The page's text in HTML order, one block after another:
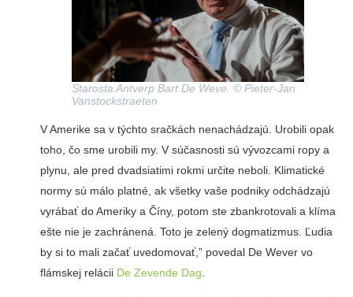
Starosta Antverp Bart De Weve. © Pieter-Jan
Vanstockstraeten
V Amerike sa v týchto sračkách nenachádzajú. Urobili opak
toho, čo sme urobili my. V súčasnosti sú vývozcami ropy a
plynu, ale pred dvadsiatimi rokmi určite neboli. Klimatické
normy sú málo platné, ak všetky vaše podniky odchádzajú
vyrábať do Ameriky a Číny, potom ste zbankrotovali a klíma
ešte nie je zachránená. Toto je zelený dogmatizmus. Ľudia
by si to mali začať uvedomovať,” povedal De Wever vo
flámskej relácii De Zevende Dag